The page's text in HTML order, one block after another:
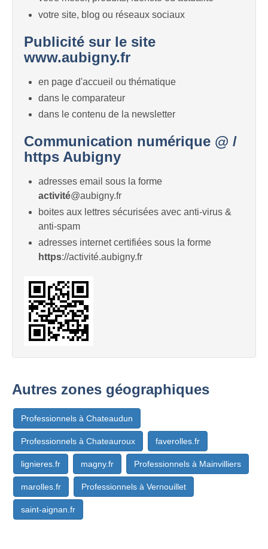
votre site, blog ou réseaux sociaux
Publicité sur le site
www.aubigny.fr
en page d'accueil ou thématique
dans le comparateur
dans le contenu de la newsletter
Communication numérique @ /
https Aubigny
adresses email sous la forme
activité@aubigny.fr
boites aux lettres sécurisées avec anti-virus &
anti-spam
adresses internet certifiées sous la forme
https://activité.aubigny.fr
Autres zones géographiques
Professionnels à Chateaudun
Professionnels à Chateauroux faverolles.fr
lignieres.fr magny.fr Professionnels à Mainvilliers
marolles.fr Professionnels à Vernouillet
saint-aignan.fr